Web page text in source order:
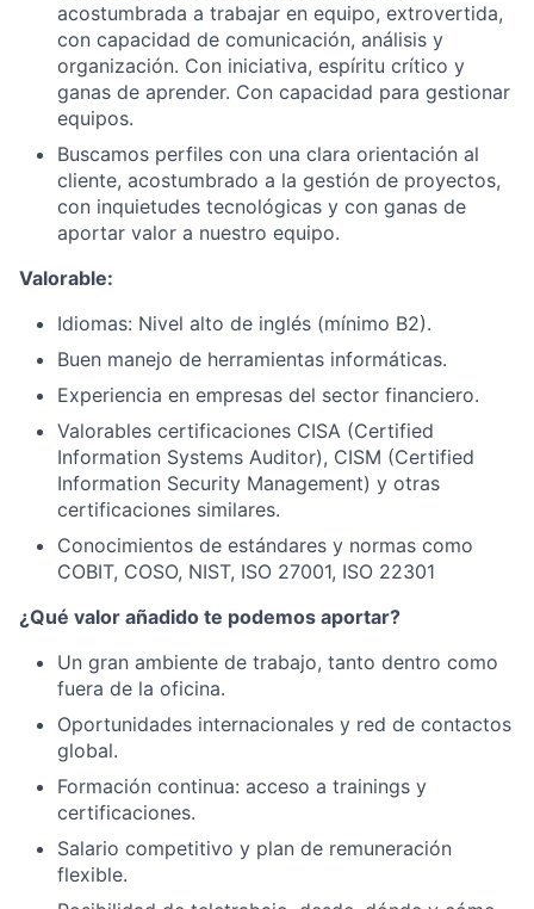
acostumbrada a trabajar en equipo, extrovertida,
con capacidad de comunicación, análisis y
organización. Con iniciativa, espíritu crítico y
ganas de aprender. Con capacidad para gestionar
equipos.
Buscamos perfiles con una clara orientación al
cliente, acostumbrado a la gestión de proyectos,
con inquietudes tecnológicas y con ganas de
aportar valor a nuestro equipo.
Valorable:
Idiomas: Nivel alto de inglés (mínimo B2).
Buen manejo de herramientas informáticas.
Experiencia en empresas del sector financiero.
Valorables certificaciones CISA (Certified
Information Systems Auditor), CISM (Certified
Information Security Management) y otras
certificaciones similares.
Conocimientos de estándares y normas como
COBIT, COSO, NIST, ISO 27001, ISO 22301
¿Qué valor añadido te podemos aportar?
Un gran ambiente de trabajo, tanto dentro como
fuera de la oficina.
Oportunidades internacionales y red de contactos
global.
Formación continua: acceso a trainings y
certificaciones.
Salario competitivo y plan de remuneración
flexible.